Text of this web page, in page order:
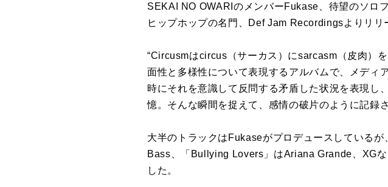
SEKAI NO OWARIのメンバーFukase、待望のソロ
ヒップホップの名門、Def Jam Recordingsよりリリ
“Circusmはcircus（サーカス）にsarcasm（皮肉）
面性と多様性について表現するアルバムで、メディ
時にそれを意識して反問する矛盾した状況を表現し
憶。そんな瞬間を捉えて、感情の破片のように記録
大半のトラックはFukaseがプロデュースしている
Bass、「Bullying Lovers」はAriana Grande、XG
した。